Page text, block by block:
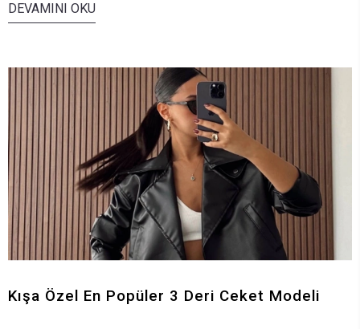
DEVAMINI OKU
Kışa Özel En Popüler 3 Deri Ceket Modeli